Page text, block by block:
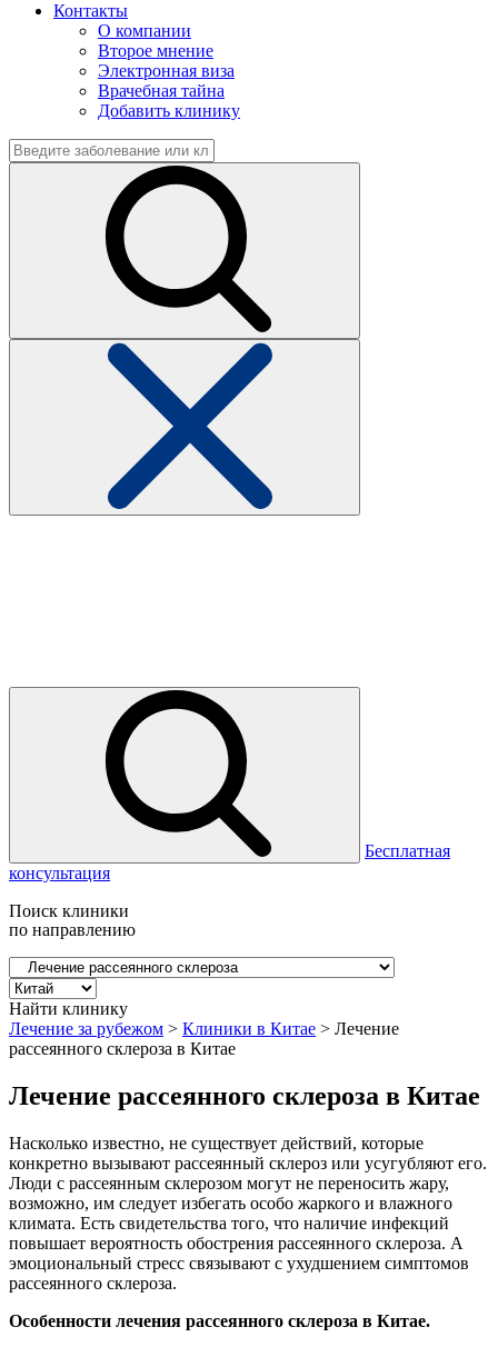
Контакты
О компании
Второе мнение
Электронная виза
Врачебная тайна
Добавить клинику
Бесплатная
консультация
Поиск клиники
по направлению
Найти клинику
Лечение за рубежом > Клиники в Китае > Лечение
рассеянного склероза в Китае
Лечение рассеянного склероза в Китае
Насколько известно, не существует действий, которые
конкретно вызывают рассеянный склероз или усугубляют его.
Люди с рассеянным склерозом могут не переносить жару,
возможно, им следует избегать особо жаркого и влажного
климата. Есть свидетельства того, что наличие инфекций
повышает вероятность обострения рассеянного склероза. А
эмоциональный стресс связывают с ухудшением симптомов
рассеянного склероза.
Особенности лечения рассеянного склероза в Китае.